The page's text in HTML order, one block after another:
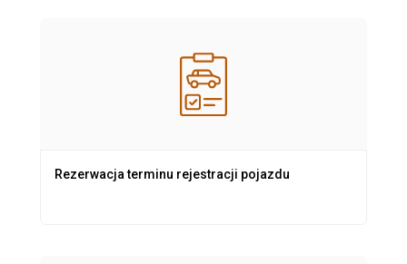
Rezerwacja terminu rejestracji pojazdu